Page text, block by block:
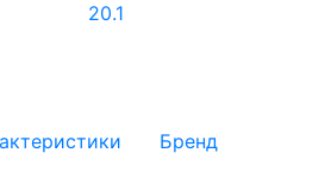
20.1
Бренд